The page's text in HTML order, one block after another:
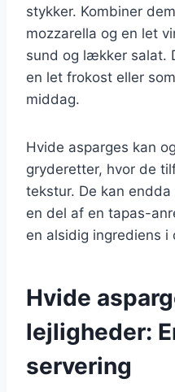
stykker. Kombiner
mozzarella og en let
sund og lækker salat.
en let frokost eller
middag.
Hvide asparges kan
gryderetter, hvor de
tekstur. De kan
en del af en tapas-
en alsidig ingrediens i
Hvide
lejligheder:
servering